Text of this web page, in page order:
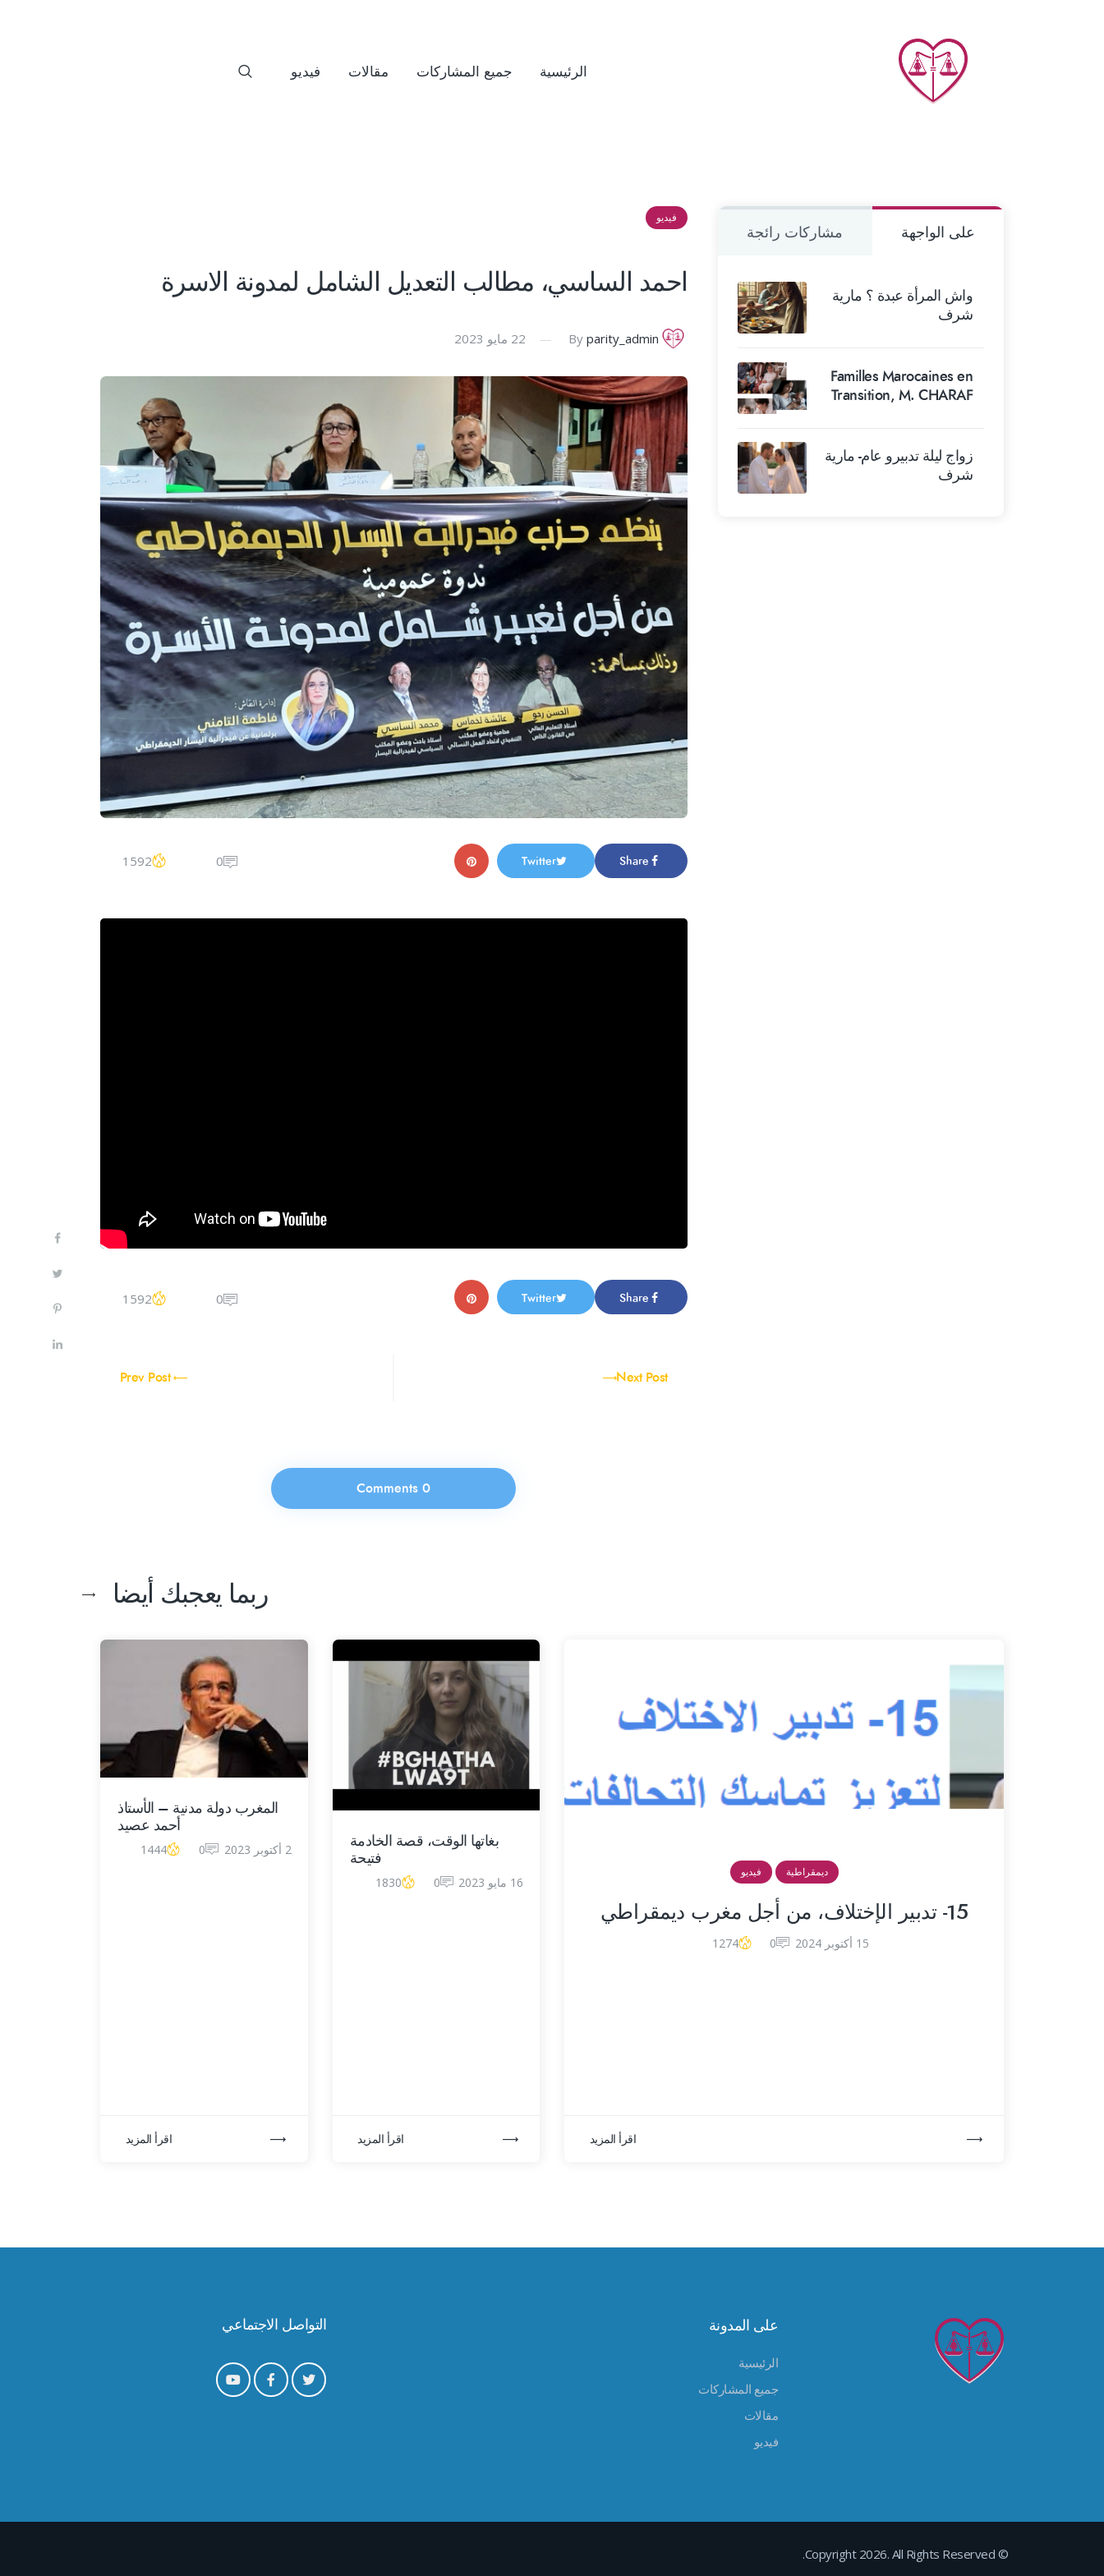
الرئيسية جميع المشاركات مقالات فيديو
فيديو
احمد الساسي، مطالب التعديل الشامل لمدونة الاسرة
By parity_admin
Share
Twitter
0
1592
Share
Twitter
0
1592
Prev Post Next Post
0 Comments
على الواجهة مشاركات رائجة
واش المرأة عبدة ؟ مارية
شرف
Familles Marocaines en
Transition, M. CHARAF
زواج ليلة تدبيرو عام- مارية
شرف
ربما يعجبك أيضا
ديمقراطية فيديو
15- تدبير الإختلاف، من أجل مغرب ديمقراطي
15 أكتوبر 2024 0
1274
اقرأ المزيد
بغاتها الوقت، قصة الخادمة
فتيحة
16 مايو 2023 0
1830
اقرأ المزيد
المغرب دولة مدنية – الأستاذ
أحمد عصيد
2 أكتوبر 2023 0
1444
اقرأ المزيد
على المدونة
الرئيسية
جميع المشاركات
مقالات
فيديو
التواصل الاجتماعي
© Copyright 2026. All Rights Reserved.